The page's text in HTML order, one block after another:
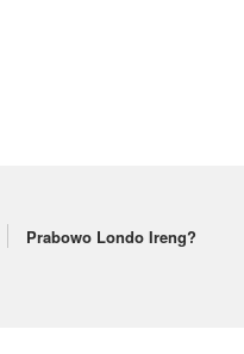
Prabowo Londo Ireng?